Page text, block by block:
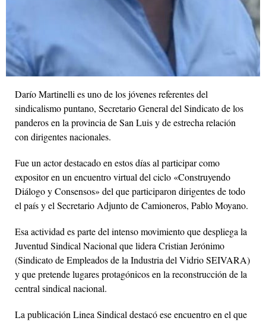
Darío Martinelli es uno de los jóvenes referentes del
sindicalismo puntano, Secretario General del Sindicato de los
panderos en la provincia de San Luis y de estrecha relación
con dirigentes nacionales.
Fue un actor destacado en estos días al participar como
expositor en un encuentro virtual del ciclo «Construyendo
Diálogo y Consensos» del que participaron dirigentes de todo
el país y el Secretario Adjunto de Camioneros, Pablo Moyano.
Esa actividad es parte del intenso movimiento que despliega la
Juventud Sindical Nacional que lidera Cristian Jerónimo
(Sindicato de Empleados de la Industria del Vidrio SEIVARA)
y que pretende lugares protagónicos en la reconstrucción de la
central sindical nacional.
La publicación Linea Sindical destacó ese encuentro en el que